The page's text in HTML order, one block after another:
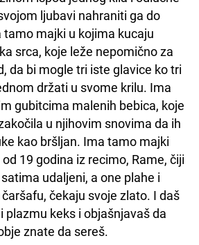
ljubavi nahraniti ga do
majki u kojima kucaju
srca, koje leže nepomično za
da bi mogle tri iste glavice ko tri
držati u svome krilu. Ima
gubitcima malenih bebica, koje
u njihovim snovima da ih
kao bršljan. Ima tamo majki
19 godina iz recimo, Rame, čiji
udaljeni, a one plahe i
čekaju svoje zlato. I daš
plazmu keks i objašnjavaš da
znate da sereš.